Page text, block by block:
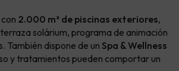
2.000 m² de piscinas exteriores,
solárium, programa de animación
También dispone de un Spa & Wellness
y tratamientos pueden comportar un